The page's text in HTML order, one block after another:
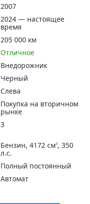
2007
2024 — настоящее
время
205 000 км
Отличное
Внедорожник
Черный
Слева
Покупка на вторичном
рынке
3
Бензин, 4172 см3, 350
л.с.
Полный постоянный
Автомат